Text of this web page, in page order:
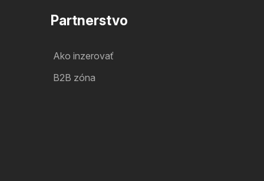
Partnerstvo
Ako inzerovať
B2B zóna